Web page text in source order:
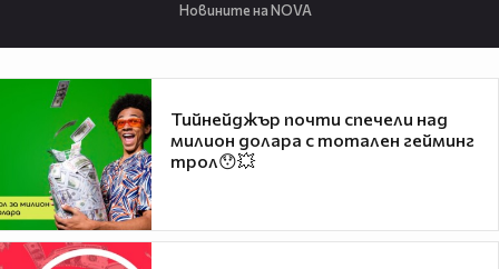
Новините на NOVA
Тийнейджър почти спечели над
милион долара с тотален гейминг
трол😯💥